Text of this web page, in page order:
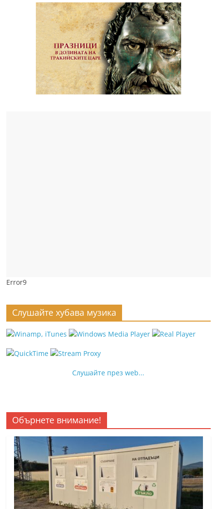
Error9
Слушайте хубава музика
Слушайте през web...
Обърнете внимание!